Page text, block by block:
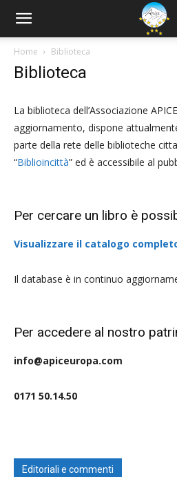
Home Biblioteca
Biblioteca
La biblioteca dell’Associazione
aggiornamento, dispone
parte della rete delle biblioteche
“Biblioincittà” ed è accessibile al
Per cercare un libro è
Visualizzare il catalogo
Il database è in continuo
Per accedere al nostro
info@apiceuropa.com
0171 50.14.50
Editoriali e commenti